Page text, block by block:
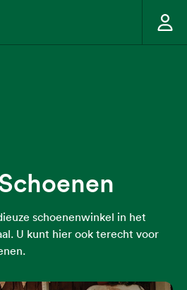
schoenenwinkel in het
U kunt hier ook terecht voor